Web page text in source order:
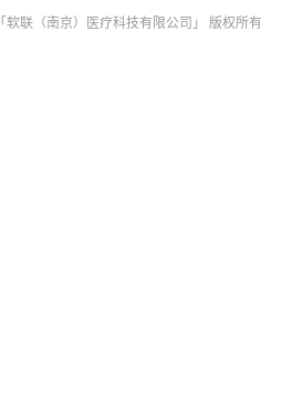
联（南京）医疗科技有限公司」 版权所有